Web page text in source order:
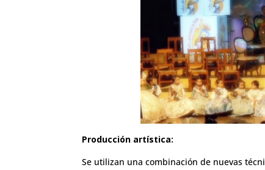
Producción artística:
Se utilizan una combinación de nuevas